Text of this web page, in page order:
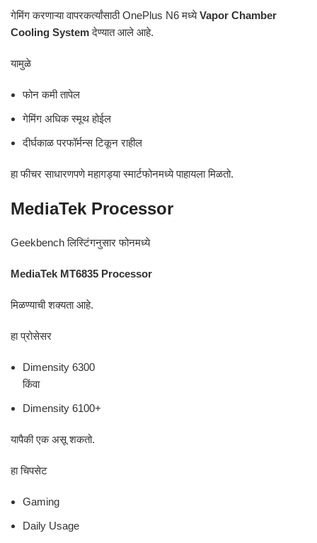
गेमिंग करणाऱ्या वापरकर्त्यांसाठी OnePlus N6 मध्येVapor Chamber
Cooling Systemदेण्यात आले आहे.
यामुळे
फोन कमी तापेल
गेमिंग अधिक स्मूथ होईल
दीर्घकाळ परफॉर्मन्स टिकून राहील
हा फीचर साधारणपणे महागड्या स्मार्टफोनमध्ये पाहायला मिळतो.
MediaTek Processor
Geekbench लिस्टिंगनुसार फोनमध्ये
MediaTek MT6835 Processor
मिळण्याची शक्यता आहे.
हा प्रोसेसर
Dimensity 6300
किंवा
Dimensity 6100+
यापैकी एक असू शकतो.
हा चिपसेट
Gaming
Daily Usage